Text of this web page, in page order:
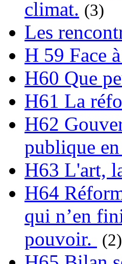
climat. (3)
Les
H 59 Face
H60 Que
H61 La
H62
publique
H63 L'art,
H64
qui n’en
pouvoir.
(2)